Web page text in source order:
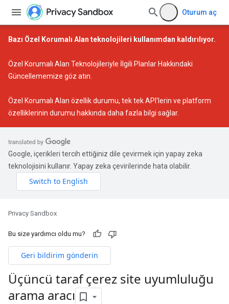
Oturum aç
Bazı Özel Korumalı Alan teknolojileri kullanımdan kaldırılıyor.
Özel Korumalı Alan Teknolojileriyle İlgili Planlar Hakkındaki
Güncellememize göz atın.
Özel Korumalı Alan özellik durumu, tek tek API'lerin ve platform
özelliklerinin durumu hakkında daha fazla bilgi sağlar.
Google, içerikleri tercih ettiğiniz dile çevirmek için yapay zeka
teknolojisini kullanır. Yapay zeka çevirilerinde hata olabilir.
Privacy Sandbox
Bu size yardımcı oldu mu?
Geri bildirim gönderin
Üçüncü taraf çerez site uyumluluğu
arama aracı